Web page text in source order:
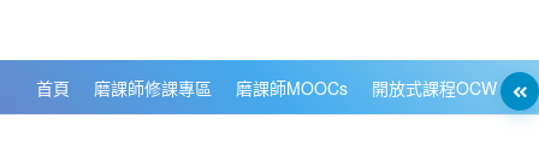
首頁 磨課師修課專區 磨課師MOOCs 開放式課程OCW